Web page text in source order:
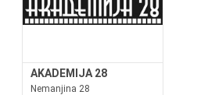
AKADEMIJA 28
Nemanjina 28